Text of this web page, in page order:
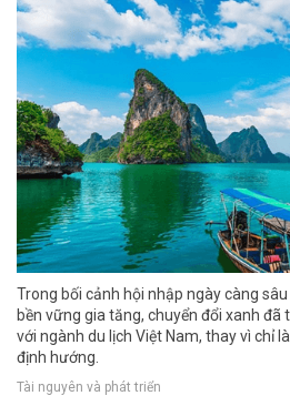
Trong bối cảnh hội nhập ngày càng
bền vững gia tăng, chuyển đổi xanh đã
với ngành du lịch Việt Nam, thay vì chỉ
định hướng.
Tài nguyên và phát triển